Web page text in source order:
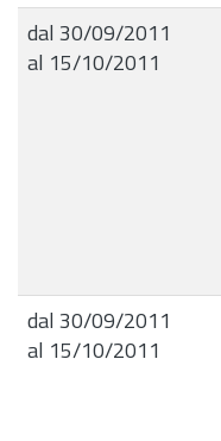
dal 30/09/2011
al 15/10/2011
dal 30/09/2011
al 15/10/2011